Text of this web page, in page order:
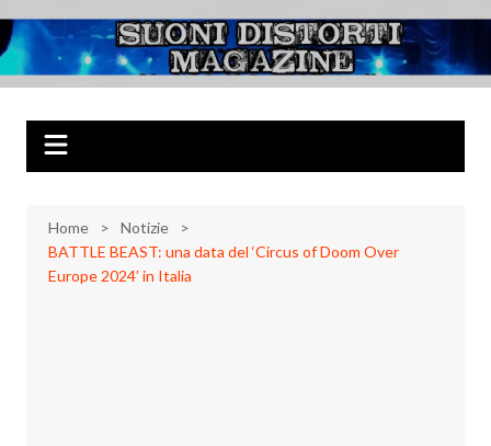
al
contenuto
Suoni Distorti
Magazine
Musica Rock, Metal, Punk e varie sonorità alternative
Home
Notizie
BATTLE BEAST: una data del ‘Circus of Doom Over
Europe 2024’ in Italia